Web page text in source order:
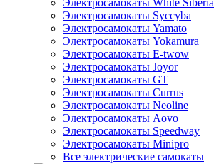
Электросамокаты White Siberia
Электросамокаты Syccyba
Электросамокаты Yamato
Электросамокаты Yokamura
Электросамокаты E-twow
Электросамокаты Joyor
Электросамокаты GT
Электросамокаты Currus
Электросамокаты Neoline
Электросамокаты Aovo
Электросамокаты Speedway
Электросамокаты Minipro
Все электрические самокаты